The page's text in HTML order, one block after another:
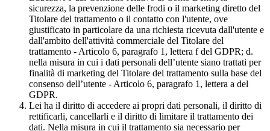
sicurezza, la prevenzione delle frodi o il marketing diretto del
Titolare del trattamento o il contatto con l'utente, ove
giustificato in particolare da una richiesta ricevuta dall'utente e
dall'ambito dell'attività commerciale del Titolare del
trattamento - Articolo 6, paragrafo 1, lettera f del GDPR; d.
nella misura in cui i dati personali dell’utente siano trattati per
finalità di marketing del Titolare del trattamento sulla base del
consenso dell’utente - Articolo 6, paragrafo 1, lettera a del
GDPR.
Lei ha il diritto di accedere ai propri dati personali, il diritto di
rettificarli, cancellarli e il diritto di limitare il trattamento dei
dati. Nella misura in cui il trattamento sia necessario per